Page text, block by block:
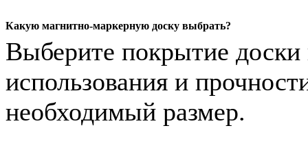
Какую магнитно-маркерную доску выбрать?
Выберите покрытие доски
использования и
необходимый размер.